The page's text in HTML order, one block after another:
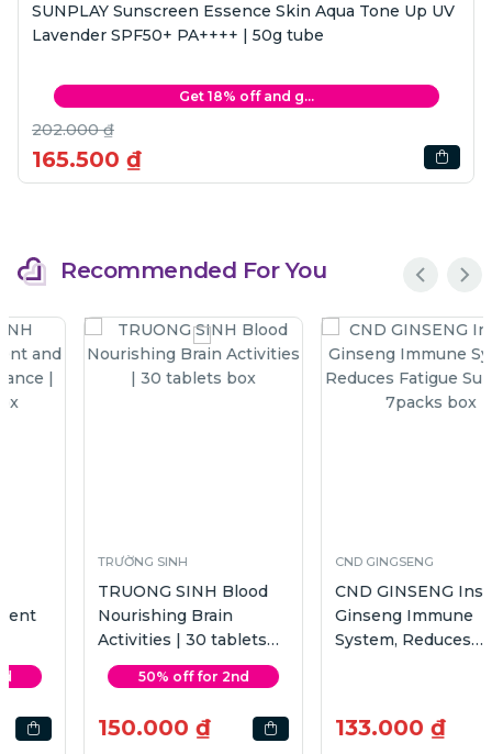
SUNPLAY Sunscreen Essence Skin Aqua Tone Up UV
Lavender SPF50+ PA++++ | 50g tube
Get 18% off and g...
202.000 ₫
165.500 ₫
Recommended For You
TRƯỜNG SINH
TRUONG SINH Blood
Nourishing Brain
Activities | 30 tablets
box
50% off for 2nd
150.000 ₫
CND GINGSENG
CND GINSENG Instant
Ginseng Immune
System, Reduces
Fatigue Support |
7packs box
133.000 ₫